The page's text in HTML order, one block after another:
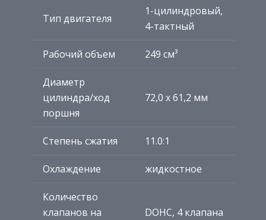
Тип двигателя
1-цилиндровый,
4-тактный
Рабочий объем 249 см³
Диаметр
цилиндра/ход
поршня
72,0 x 61,2 мм
Степень сжатия 11.0:1
Охлаждение жидкостное
Количество
клапанов на
DOHC, 4 клапана